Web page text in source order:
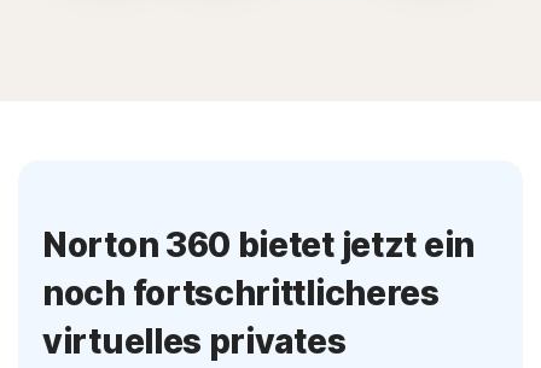
Norton 360 bietet jetzt ein
noch fortschrittlicheres
virtuelles privates